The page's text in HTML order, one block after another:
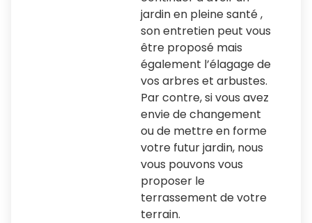
jardin en pleine santé ,
son entretien peut vous
être proposé mais
également l’élagage de
vos arbres et arbustes.
Par contre, si vous avez
envie de changement
ou de mettre en forme
votre futur jardin, nous
vous pouvons vous
proposer le
terrassement de votre
terrain.